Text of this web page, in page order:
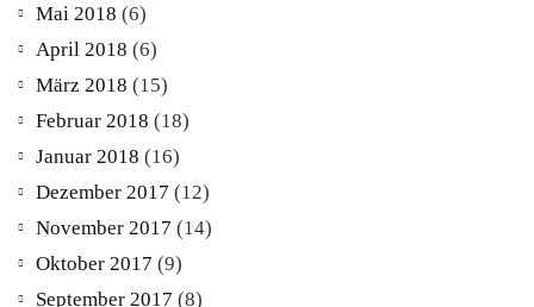
Mai 2018 (6)
April 2018 (6)
März 2018 (15)
Februar 2018 (18)
Januar 2018 (16)
Dezember 2017 (12)
November 2017 (14)
Oktober 2017 (9)
September 2017 (8)